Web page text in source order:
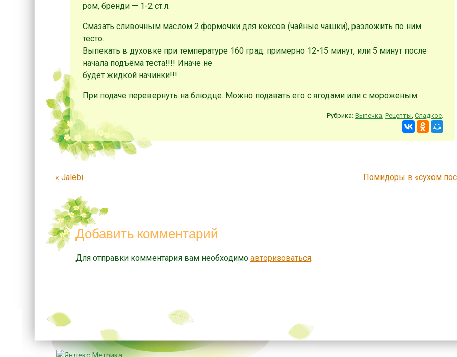
ром, бренди — 1-2 ст.л.
Смазать сливочным маслом 2 формочки для кексов (чайные чашки), разложить по ним
тесто.
Выпекать в духовке при температуре 160 град. примерно 12-15 минут, или 5 минут после
начала подъёма теста!!!! Иначе не
будет жидкой начинки!!!
При подаче перевернуть на блюдце. Можно подавать его с ягодами или с мороженым.
Рубрика:Выпечка ,Рецепты ,Сладкое
Запись навигация
« Jalebi Помидоры в «сухом
Добавить комментарий
Для отправки комментария вам необходимо авторизоваться.